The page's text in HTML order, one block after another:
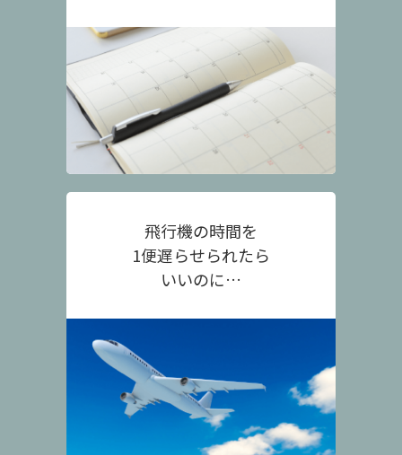
飛行機の時間を
1便遅らせられたら
いいのに…